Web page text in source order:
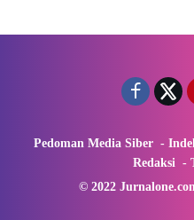
Pedoman Media Siber
Redaksi
© 2022